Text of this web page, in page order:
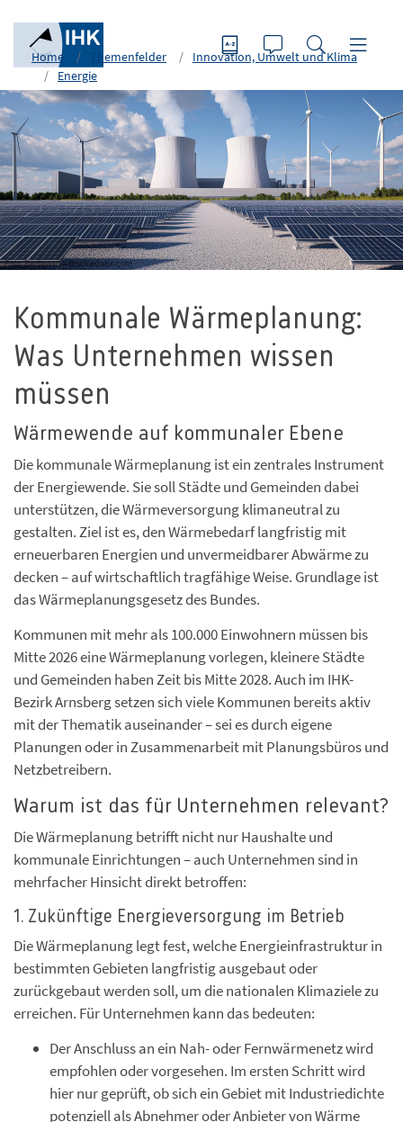
Home Themenfelder
Innovation, Umwelt und Klima
Energie
Foto: Benjawan – stock.adobe.com
Kommunale Wärmeplanung:
Was Unternehmen wissen
müssen
Wärmewende auf kommunaler Ebene
Die kommunale Wärmeplanung ist ein zentrales Instrument
der Energiewende. Sie soll Städte und Gemeinden dabei
unterstützen, die Wärmeversorgung klimaneutral zu
gestalten. Ziel ist es, den Wärmebedarf langfristig mit
erneuerbaren Energien und unvermeidbarer Abwärme zu
decken – auf wirtschaftlich tragfähige Weise. Grundlage ist
das Wärmeplanungsgesetz des Bundes.
Kommunen mit mehr als 100.000 Einwohnern müssen bis
Mitte 2026 eine Wärmeplanung vorlegen, kleinere Städte
und Gemeinden haben Zeit bis Mitte 2028. Auch im IHK-
Bezirk Arnsberg setzen sich viele Kommunen bereits aktiv
mit der Thematik auseinander – sei es durch eigene
Planungen oder in Zusammenarbeit mit Planungsbüros und
Netzbetreibern.
Warum ist das für Unternehmen relevant?
Die Wärmeplanung betrifft nicht nur Haushalte und
kommunale Einrichtungen – auch Unternehmen sind in
mehrfacher Hinsicht direkt betroffen:
1. Zukünftige Energieversorgung im Betrieb
Die Wärmeplanung legt fest, welche Energieinfrastruktur in
bestimmten Gebieten langfristig ausgebaut oder
zurückgebaut werden soll, um die nationalen Klimaziele zu
erreichen. Für Unternehmen kann das bedeuten:
Der Anschluss an ein Nah- oder Fernwärmenetz wird
empfohlen oder vorgesehen. Im ersten Schritt wird
hier nur geprüft, ob sich ein Gebiet mit Industriedichte
potenziell als Abnehmer oder Anbieter von Wärme